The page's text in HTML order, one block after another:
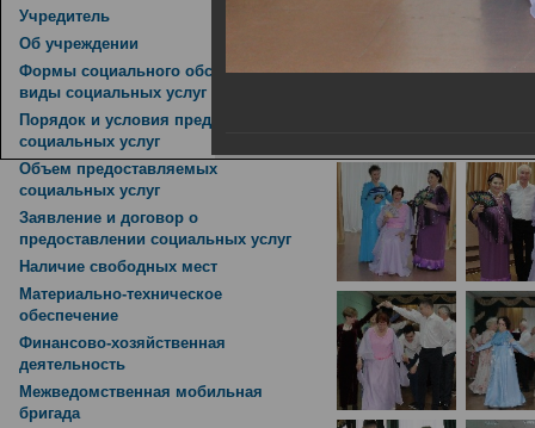
Учредитель
Об учреждении
Формы социального обслуживания,
виды социальных услуг
Порядок и условия предоставления
социальных услуг
Объем предоставляемых
социальных услуг
Заявление и договор о
предоставлении социальных услуг
Наличие свободных мест
Материально-техническое
обеспечение
Финансово-хозяйственная
деятельность
Межведомственная мобильная
бригада